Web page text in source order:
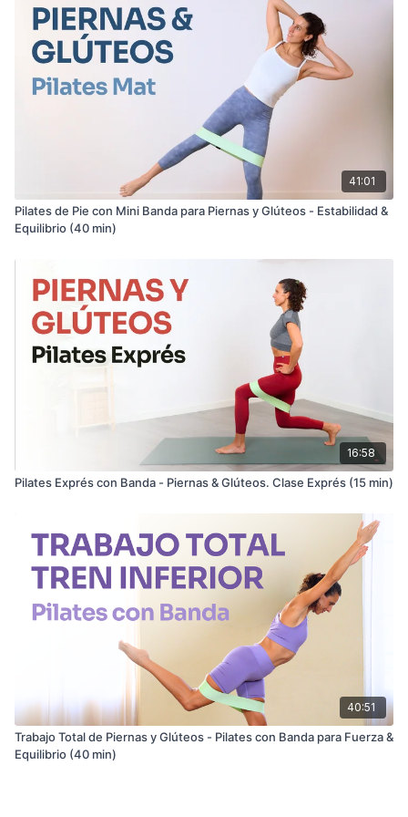
41:01
Pilates de Pie con Mini Banda para Piernas y Glúteos - Estabilidad &
Equilibrio (40 min)
16:58
Pilates Exprés con Banda - Piernas & Glúteos. Clase Exprés (15 min)
40:51
Trabajo Total de Piernas y Glúteos - Pilates con Banda para Fuerza &
Equilibrio (40 min)